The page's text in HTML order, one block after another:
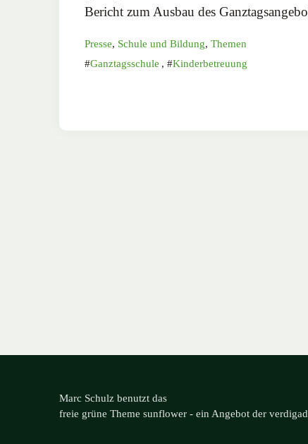
Bericht zum Ausbau des
Presse, Schule und Bildung, Themen
Ganztagsschule , Kinderbetreuung
Marc Schulz benutzt das
freie grüne Theme sunflower ‐ ein Angebot der